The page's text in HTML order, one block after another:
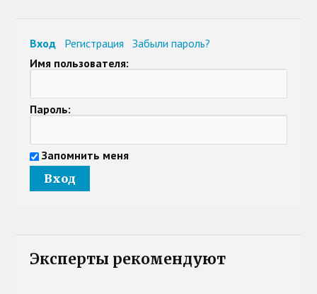
Вход Регистрация
Забыли пароль?
Имя пользователя:
Пароль:
Запомнить меня
Эксперты рекомендуют